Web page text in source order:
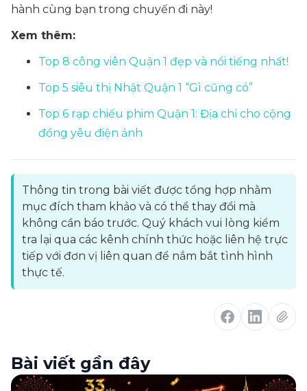
hành cùng bạn trong chuyến đi này!
Xem thêm:
Top 8 công viên Quận 1 đẹp và nổi tiếng nhất!
Top 5 siêu thị Nhật Quận 1 “Gì cũng có”
Top 6 rạp chiếu phim Quận 1: Địa chỉ cho cộng
đồng yêu điện ảnh
Thông tin trong bài viết được tổng hợp nhằm
mục đích tham khảo và có thể thay đổi mà
không cần báo trước. Quý khách vui lòng kiểm
tra lại qua các kênh chính thức hoặc liên hệ trực
tiếp với đơn vị liên quan để nắm bắt tình hình
thực tế.
Bài viết gần đây